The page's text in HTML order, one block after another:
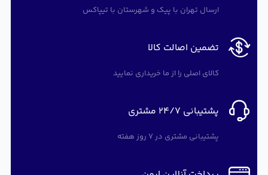
ارسال تهران با پیک و شهرستان با تیپاکس
تضمین اصالت کالا
کالای اصلی را از ما خریداری نمایید
پشتیبانی 24/7 مشتری
پشتیبانی مشتری در 7 روز هفته